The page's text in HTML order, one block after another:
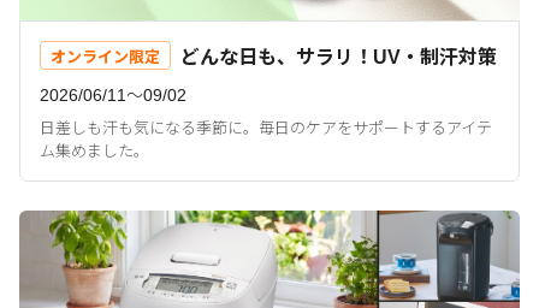
オンライン限定 どんな日も、サラリ！UV・制汗対策
2026/06/11〜09/02
日差しも汗も気になる季節に。毎日のケアをサポートするアイテ
ム集めました。